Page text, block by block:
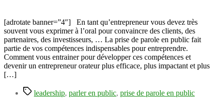
parole
en
public
:
audit
de
[adrotate banner=”4″] En tant qu’entrepreneur vous devez très
souvent vous exprimer à l’oral pour convaincre des clients, des
partenaires, des investisseurs, … La prise de parole en public fait
partie de vos compétences indispensables pour entreprendre.
Comment vous entrainer pour développer ces compétences et
devenir un entrepreneur orateur plus efficace, plus impactant et plus
[…]
Étiquettes
leadership, parler en public, prise de parole en public